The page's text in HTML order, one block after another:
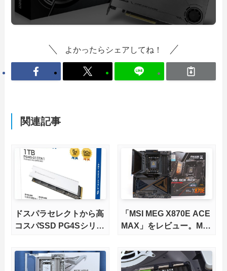
よかったらシェアしてね！
関連記事
ドスパラセレクトから高
コスパSSD PG4Sシリー
「MSI MEG X870E ACE
MAX」をレビュー。M.2
版X870Eマザーボードを
徹底検証